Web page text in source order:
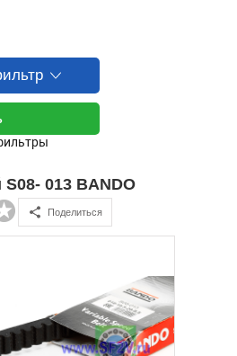
013 BANDO
Поделиться